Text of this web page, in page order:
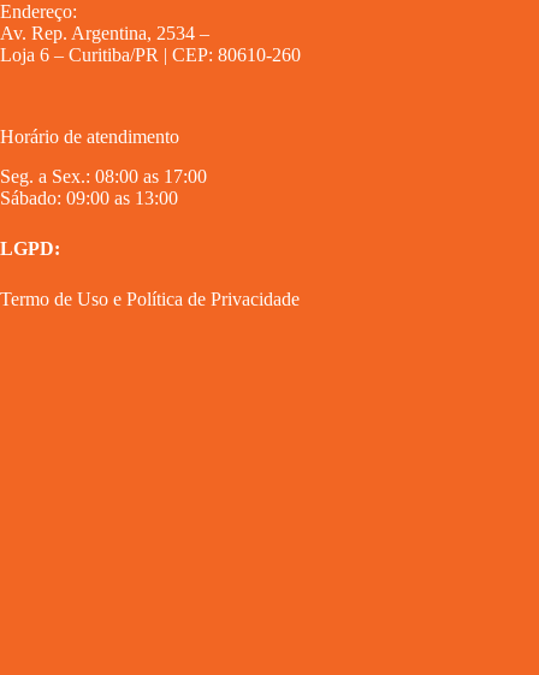
Endereço:
Av. Rep. Argentina, 2534 –
Loja 6 – Curitiba/PR | CEP: 80610-260
Horário de atendimento
Seg. a Sex.: 08:00 as 17:00
Sábado: 09:00 as 13:00
LGPD:
Termo de Uso e Política de Privacidade